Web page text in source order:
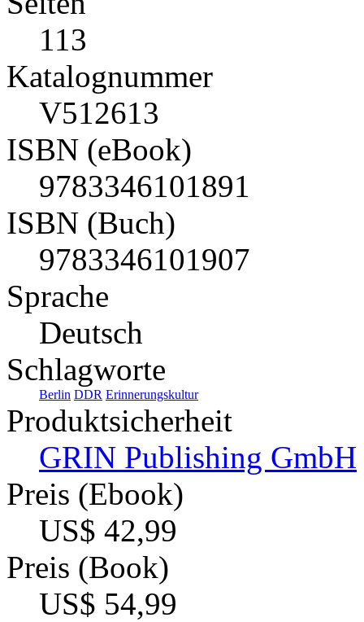
113
Katalognummer
V512613
ISBN (eBook)
9783346101891
ISBN (Buch)
9783346101907
Sprache
Deutsch
Schlagworte
Berlin DDR Erinnerungskultur
Produktsicherheit
GRIN Publishing GmbH
Preis (Ebook)
US$ 42,99
Preis (Book)
US$ 54,99